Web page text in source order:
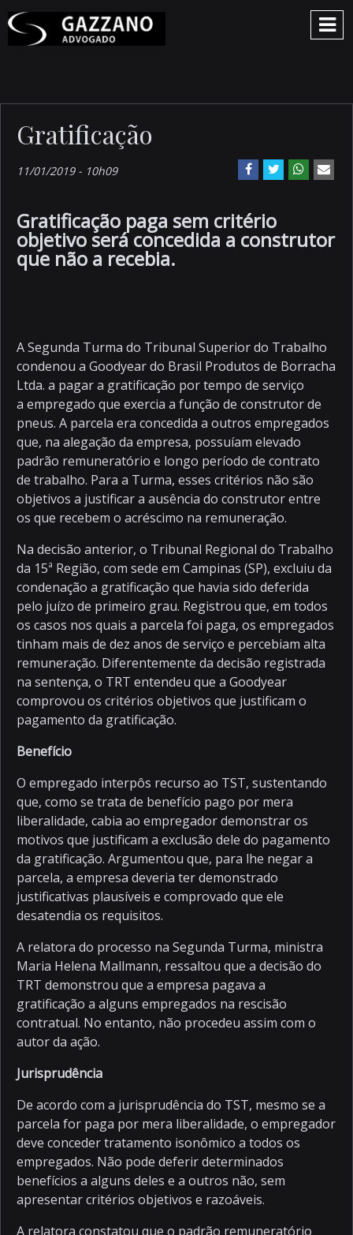
Gratificação
11/01/2019 - 10h09
Gratificação paga sem critério
objetivo será concedida a construtor
que não a recebia.
A Segunda Turma do Tribunal Superior do Trabalho
condenou a Goodyear do Brasil Produtos de Borracha
Ltda. a pagar a gratificação por tempo de serviço
a empregado que exercia a função de construtor de
pneus. A parcela era concedida a outros empregados
que, na alegação da empresa, possuíam elevado
padrão remuneratório e longo período de contrato
de trabalho. Para a Turma, esses critérios não são
objetivos a justificar a ausência do construtor entre
os que recebem o acréscimo na remuneração.
Na decisão anterior, o Tribunal Regional do Trabalho
da 15ª Região, com sede em Campinas (SP), excluiu da
condenação a gratificação que havia sido deferida
pelo juízo de primeiro grau. Registrou que, em todos
os casos nos quais a parcela foi paga, os empregados
tinham mais de dez anos de serviço e percebiam alta
remuneração. Diferentemente da decisão registrada
na sentença, o TRT entendeu que a Goodyear
comprovou os critérios objetivos que justificam o
pagamento da gratificação.
Benefício
O empregado interpôs recurso ao TST, sustentando
que, como se trata de benefício pago por mera
liberalidade, cabia ao empregador demonstrar os
motivos que justificam a exclusão dele do pagamento
da gratificação. Argumentou que, para lhe negar a
parcela, a empresa deveria ter demonstrado
justificativas plausíveis e comprovado que ele
desatendia os requisitos.
A relatora do processo na Segunda Turma, ministra
Maria Helena Mallmann, ressaltou que a decisão do
TRT demonstrou que a empresa pagava a
gratificação a alguns empregados na rescisão
contratual. No entanto, não procedeu assim com o
autor da ação.
Jurisprudência
De acordo com a jurisprudência do TST, mesmo se a
parcela for paga por mera liberalidade, o empregador
deve conceder tratamento isonômico a todos os
empregados. Não pode deferir determinados
benefícios a alguns deles e a outros não, sem
apresentar critérios objetivos e razoáveis.
A relatora constatou que o padrão remuneratório